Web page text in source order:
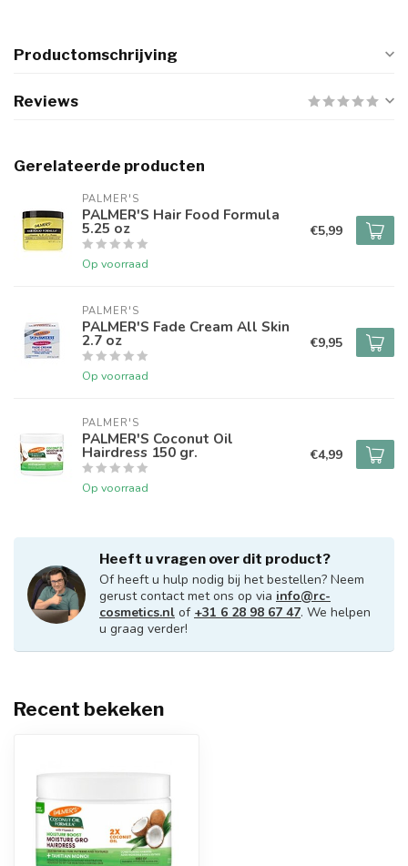
Productomschrijving
Reviews
Gerelateerde producten
PALMER'S
PALMER'S Hair Food Formula
5.25 oz
Op voorraad
€5,99
PALMER'S
PALMER'S Fade Cream All Skin
2.7 oz
Op voorraad
€9,95
PALMER'S
PALMER'S Coconut Oil
Hairdress 150 gr.
Op voorraad
€4,99
Heeft u vragen over dit product?
Of heeft u hulp nodig bij het bestellen? Neem
gerust contact met ons op via info@rc-
cosmetics.nl of +31 6 28 98 67 47. We helpen
u graag verder!
Recent bekeken